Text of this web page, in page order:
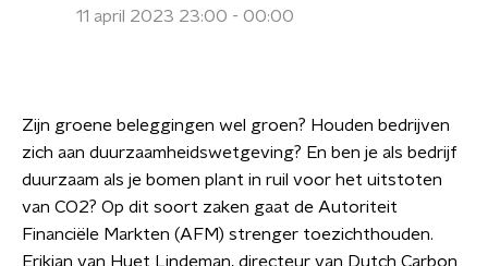
11 april 2023 23:00 - 00:00
Zijn groene beleggingen wel groen? Houden bedrijven
zich aan duurzaamheidswetgeving? En ben je als bedrijf
duurzaam als je bomen plant in ruil voor het uitstoten
van CO2? Op dit soort zaken gaat de Autoriteit
Financiële Markten (AFM) strenger toezichthouden.
Erikjan van Huet Lindeman, directeur van Dutch Carbon